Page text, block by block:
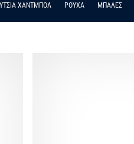
ΧΆΝΤΜΠΟΛ ΡΟΎΧΑ ΜΠΑΛΕΣ